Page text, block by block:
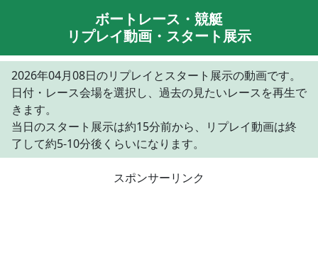
ボートレース・競艇
リプレイ動画・スタート展示
2026年04月08日のリプレイとスタート展示の動画です。
日付・レース会場を選択し、過去の見たいレースを再生で
きます。
当日のスタート展示は約15分前から、リプレイ動画は終
了して約5-10分後くらいになります。
スポンサーリンク